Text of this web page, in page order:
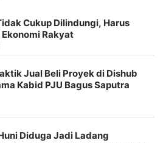
Cukup Dilindungi, Harus
Rakyat
Jual Beli Proyek di Dishub
Kabid PJU Bagus Saputra
Diduga Jadi Ladang